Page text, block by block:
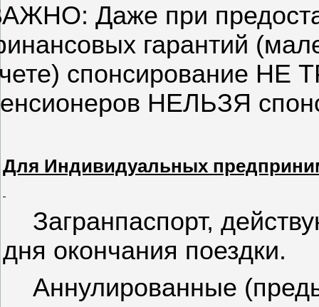
Даже при
гарантий
спонсирование НЕ
НЕЛЬЗЯ
Для Индивидуальных
Загранпаспорт,
дня окончания поездки.
Аннулированные